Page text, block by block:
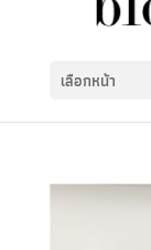
เลือกหน้า